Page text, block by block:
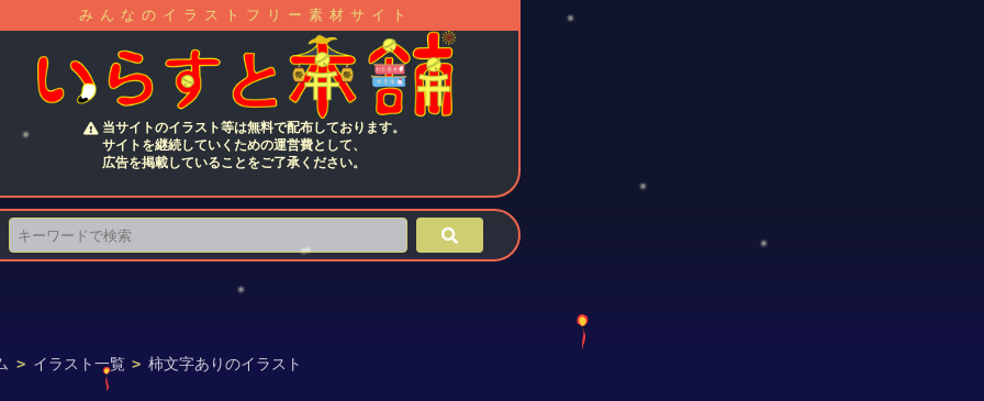
みんなのイラストフリー素材サイト
当サイトのイラスト等は無料で配布しております。
サイトを継続していくための運営費として、
広告を掲載していることをご了承ください。
> イラスト一覧 > 柿文字ありのイラスト